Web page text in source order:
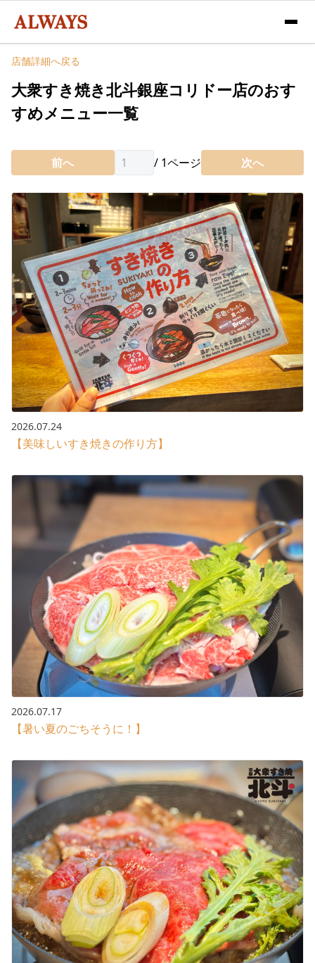
店舗詳細へ戻る
大衆すき焼き北斗銀座コリドー店のおす
すめメニュー一覧
前へ / 1ページ 次へ
2026.07.24
【美味しいすき焼きの作り方】
2026.07.17
【暑い夏のごちそうに！】